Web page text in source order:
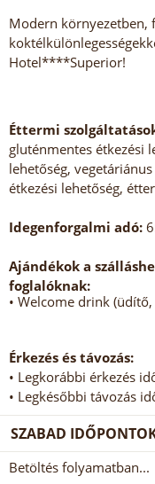
Modern környezetben,
Hotel****Superior!
Éttermi
gluténmentes étkezési
lehetőség,
étkezési lehetőség,
Idegenforgalmi adó:
Ajándékok a
foglalóknak:
• Welcome drink
Érkezés és távozás:
• Legkorábbi érkezés
• Legkésőbbi távozás
SZABAD
Betöltés folyamatban...